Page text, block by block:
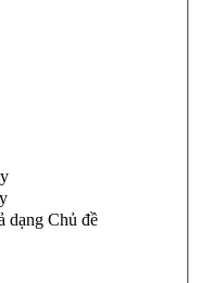
dạng Chủ đề